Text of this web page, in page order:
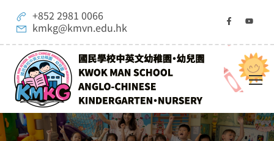
+852 2981 0066
kmkg@kmvn.edu.hk